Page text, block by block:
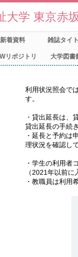
大学 東京赤
新着資料 雑誌タイ
リポジトリ 大学図書
利用状況照会で
す。
・貸出延長は、
貸出延長の手続
・延長と予約は
理状況を確認し
・学生の利用者
（2021年以前
・教職員は利用